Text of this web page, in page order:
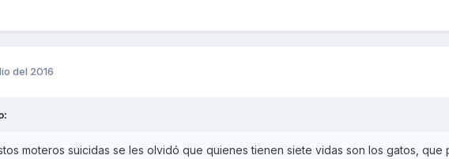
del 2016
moteros suicidas se les olvidó que quienes tienen siete vidas son los gatos, que